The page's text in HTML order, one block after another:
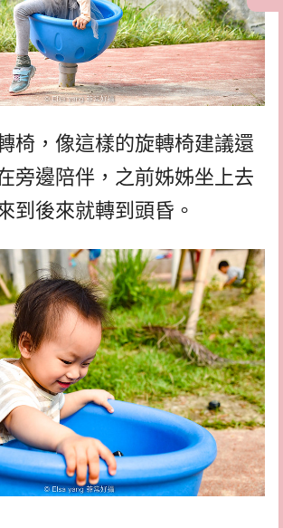
椅，像這樣的旋轉椅建議還
旁邊陪伴，之前姊姊坐上去
到後來就轉到頭昏。